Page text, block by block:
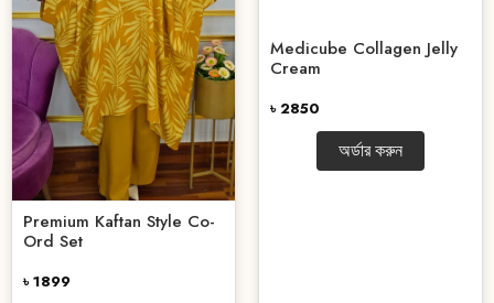
Premium Kaftan Style Co-
Ord Set
৳ 1899
Medicube Collagen Jelly
Cream
৳ 2850
অর্ডার করুন